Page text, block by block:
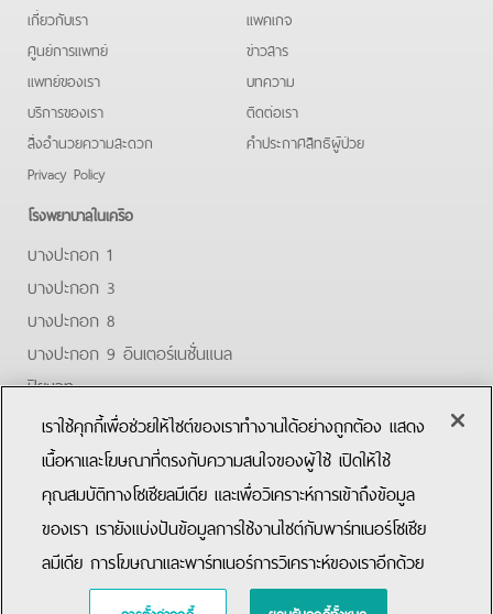
เกี่ยวกับเรา
ศูนย์การแพทย์
แพทย์ของเรา
บริการของเรา
สิ่งอำนวยความสะดวก
Privacy Policy
แพคเกจ
ข่าวสาร
บทความ
ติดต่อเรา
คําประกาศสิทธิผู้ป่วย
โรงพยาบาลในเครือ
บางปะกอก 1
บางปะกอก 3
บางปะกอก 8
บางปะกอก 9 อินเตอร์เนชั่นแนล
ปิยะเวท
บางปะกอก-รังสิต 2
บางปะกอกสมุทรปราการ
FacebookYoutube
เราใช้คุกกี้เพื่อช่วยให้ไซต์ของเราทำงานได้อย่างถูกต้อง แสดง
เนื้อหาและโฆษณาที่ตรงกับความสนใจของผู้ใช้ เปิดให้ใช้
คุณสมบัติทางโซเชียลมีเดีย และเพื่อวิเคราะห์การเข้าถึงข้อมูล
ของเรา เรายังแบ่งปันข้อมูลการใช้งานไซต์กับพาร์ทเนอร์โซเชีย
ลมีเดีย การโฆษณาและพาร์ทเนอร์การวิเคราะห์ของเราอีกด้วย